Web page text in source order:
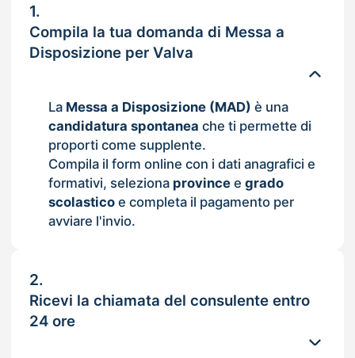
1.
Compila la tua domanda di Messa a
Disposizione per Valva
La Messa a Disposizione (MAD) è una
candidatura spontanea che ti permette di
proporti come supplente.
Compila il form online con i dati anagrafici e
formativi, seleziona provincee grado
scolasticoe completa il pagamento per
avviare l'invio.
2.
Ricevi la chiamata del consulente entro
24 ore